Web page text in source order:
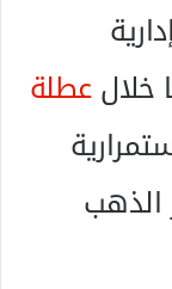
خلالعطلة
الذهب